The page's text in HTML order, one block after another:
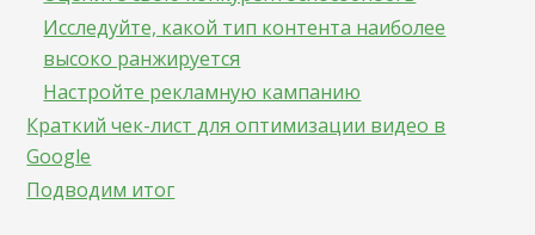
Исследуйте, какой тип контента наиболее
высоко ранжируется
Настройте рекламную кампанию
Краткий чек-лист для оптимизации видео в
Google
Подводим итог